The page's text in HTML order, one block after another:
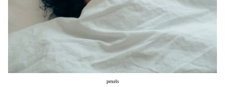
Woman Power
Working Girl
Real Women
pexels